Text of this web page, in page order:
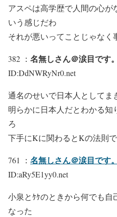
アスペは高学歴で人間の心が
いう感じだわ
それが悪いってことじゃなく
382 ： 名無しさん＠涙目です。
ID:DdNWRyNr0.net
通名のせいで日本人としてま
明らかに日本人だとわかる
ろ
下手にKに関わるとKの法則
761 ： 名無しさん＠涙目です。
ID:aRy5E1yy0.net
小泉とｹｹのときから何でも
なった